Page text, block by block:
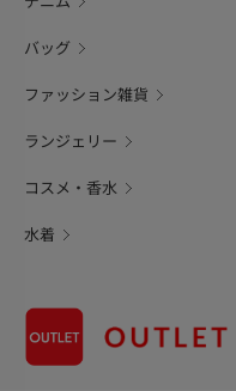
バッグ
ファッション雑貨
ランジェリー
コスメ・香水
水着